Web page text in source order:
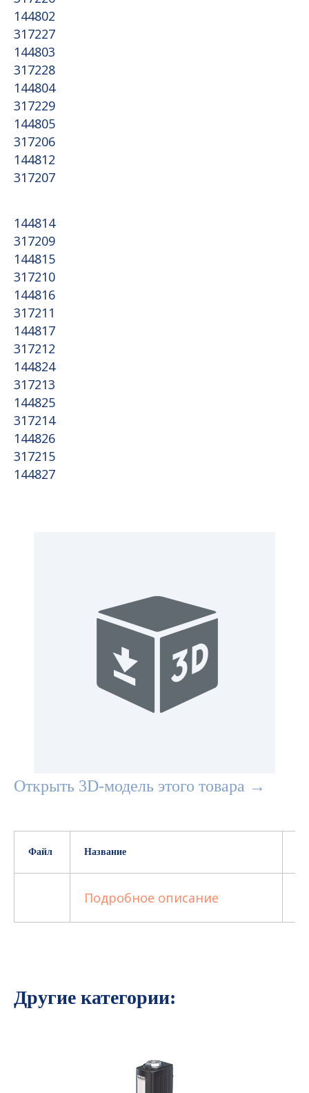
144802
317227
144803
317228
144804
317229
144805
317206
144812
317207
144814
317209
144815
317210
144816
317211
144817
317212
144824
317213
144825
317214
144826
317215
144827
Открыть 3D-модель этого товара →
Файл Название
Подробное описание
Другие категории: